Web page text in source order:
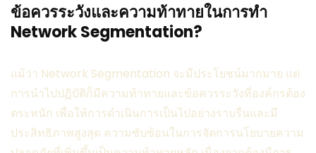
ข้อควรระวังและความท้าทายในการทำ
Network Segmentation?
แม้ว่า Network Segmentation จะมีประโยชน์มากมาย แต่
การนำไปปฏิบัติก็มีความท้าทายและข้อควรระวังที่องค์กรต้อง
ตระหนัก เพื่อให้การดำเนินการเป็นไปอย่างราบรื่นและมี
ประสิทธิภาพสูงสุด ความซับซ้อนในการจัดการนโยบายความ